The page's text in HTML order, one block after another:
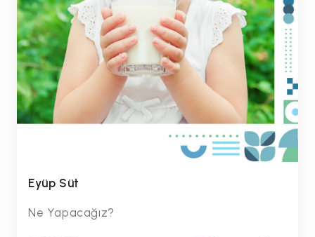
Eyüp Süt
Ne Yapacağız?